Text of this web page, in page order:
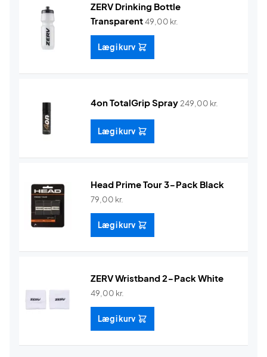
ZERV Drinking Bottle
Transparent49,00 kr.
Læg i kurv
4on TotalGrip Spray 249,00 kr.
Læg i kurv
Head Prime Tour 3-Pack Black
79,00 kr.
Læg i kurv
ZERV Wristband 2-Pack White
49,00 kr.
Læg i kurv